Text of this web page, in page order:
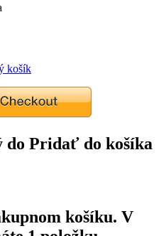
košík
Pridať do košíka
košíku. V